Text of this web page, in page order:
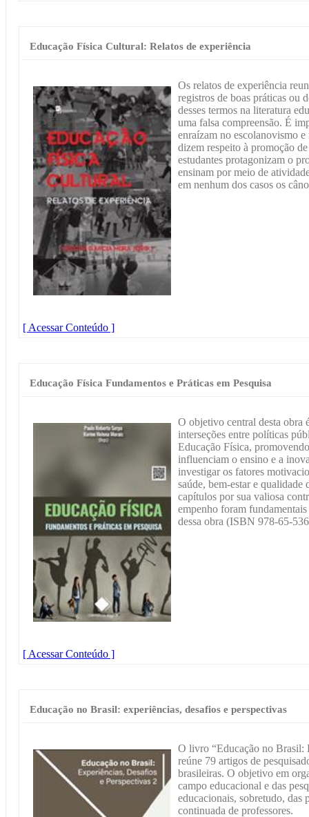
Educação Física Cultural: Relatos de experiência
Os relatos de experiência
registros de boas práticas ou
desses termos na literatura
uma falsa compreensão. É
enraízam no escolanovismo
dizem respeito à promoção
estudantes protagonizam o
ensinam por meio de
em nenhum dos casos os
[ Acessar Conteúdo ]
Educação Física Fundamentos e Práticas em Pesquisa
O objetivo central desta obra
interseções entre políticas
Educação Física,
influenciam o ensino e a
investigar os fatores
saúde, bem-estar e qualidade
capítulos por sua valiosa
empenho foram
dessa obra (ISBN 978-65-
[ Acessar Conteúdo ]
Educação no Brasil: experiências, desafios e perspectivas
O livro “Educação no Brasil:
reúne 79 artigos de
brasileiras. O objetivo em
campo educacional e das
educacionais, sobretudo, das
continuada de professores.